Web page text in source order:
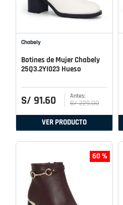
Chabely
Botines de Mujer Chabely
25Q3.2YI023 Hueso
S/ 91.60 S/ 229.00
VER PRODUCTO
60 %